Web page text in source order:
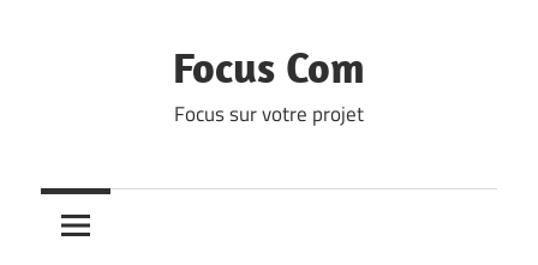
Focus Com
Focus sur votre projet